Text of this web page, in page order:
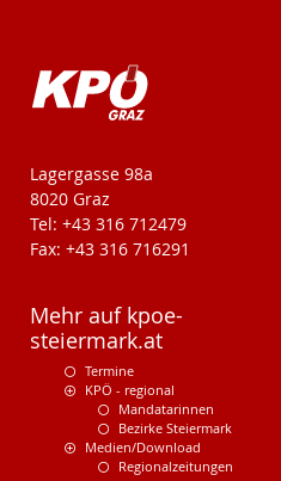
KPÖ-Steiermark
Lagergasse 98a
8020 Graz
Tel: +43 316 712479
Fax: +43 316 716291
Mehr auf kpoe-
steiermark.at
Termine
KPÖ - regional
Mandatarinnen
Bezirke Steiermark
Medien/Download
Regionalzeitungen